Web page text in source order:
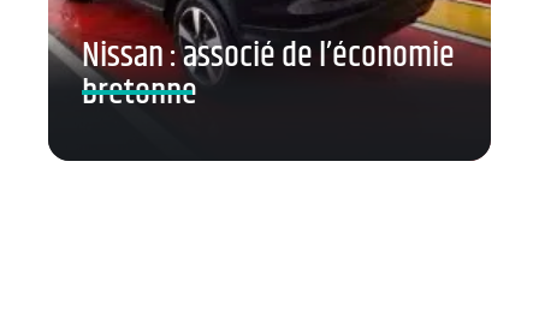
Nissan : associé de l’économie
bretonne